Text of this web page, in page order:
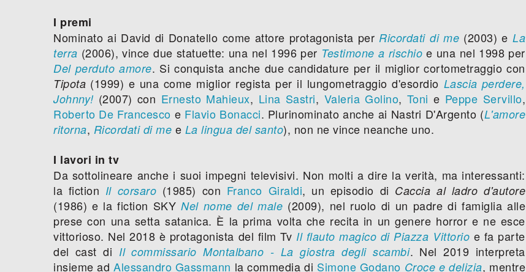
I premi
Nominato ai David di Donatello come attore protagonista per Ricordati di me (2003) eLa
terra (2006), vince due statuette: una nel 1996 per Testimone a rischio e una nel 1998 per
Del perduto amore. Si conquista anche due candidature per il miglior cortometraggio con
Tipota (1999) e una come miglior regista per il lungometraggio d'esordio Lascia perdere,
Johnny! (2007) con Ernesto Mahieux, Lina Sastri, Valeria Golino, Toni e Peppe Servillo,
Roberto De Francesco e Flavio Bonacci. Plurinominato anche ai Nastri D'Argento (L'amore
ritorna, Ricordati di me e La lingua del santo), non ne vince neanche uno.
I lavori in tv
Da sottolineare anche i suoi impegni televisivi. Non molti a dire la verità, ma interessanti:
la fiction Il corsaro (1985) con Franco Giraldi, un episodio di Caccia al ladro d'autore
(1986) e la fiction SKYNel nome del male (2009), nel ruolo di un padre di famiglia alle
prese con una setta satanica. È la prima volta che recita in un genere horror e ne esce
vittorioso. Nel 2018 è protagonista del film Tv Il flauto magico di Piazza Vittorio e fa parte
del cast di Il commissario Montalbano - La giostra degli scambi. Nel 2019 interpreta
insieme adAlessandro Gassmann la commedia di Simone Godano Croce e delizia, mentre